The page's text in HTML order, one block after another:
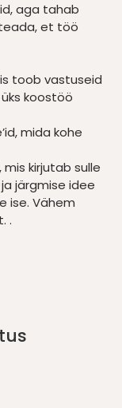
aga tahab
et töö
toob vastuseid
koostöö
mida kohe
kirjutab sulle
järgmise idee
ise. Vähem
.